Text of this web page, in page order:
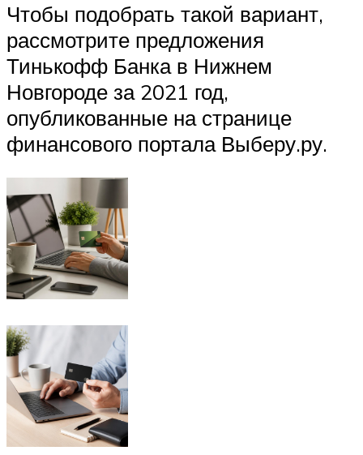
Чтобы подобрать такой вариант,
рассмотрите предложения
Тинькофф Банка в Нижнем
Новгороде за 2021 год,
опубликованные на странице
финансового портала Выберу.ру.